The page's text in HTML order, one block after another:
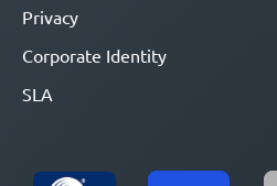
Privacy
Corporate Identity
SLA